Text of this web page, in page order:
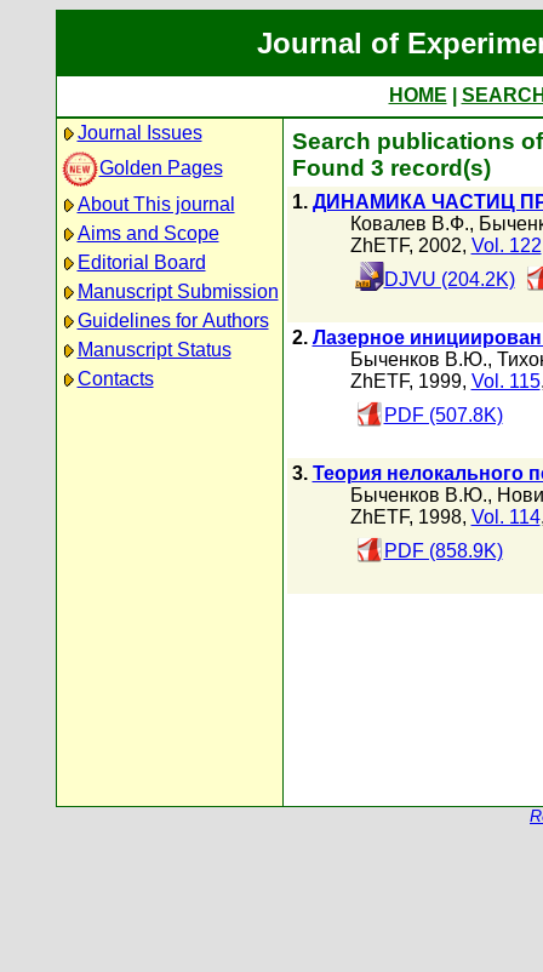
Journal of
HOME
Journal Issues
Golden Pages
About This journal
Aims and Scope
Editorial Board
Manuscript Submission
Guidelines for Authors
Manuscript Status
Contacts
Search publications
Found 3 record(s)
1. ДИНАМИКА ЧАСТИЦ
Ковалев В.Ф.,
ZhETF, 2002, Vol. 122
DJVU (204.2K)
2. Лазерное
Быченков В.Ю.,
ZhETF, 1999, Vol. 115
PDF (507.8K)
3. Теория нелокального
Быченков В.Ю.,
ZhETF, 1998, Vol. 114
PDF (858.9K)